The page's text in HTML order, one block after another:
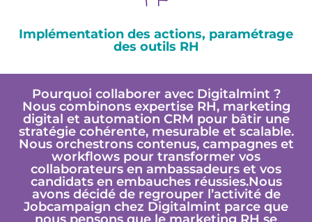
Implémentation des actions, paramétrage
des outils RH
Pourquoi collaborer avec Digitalmint ?
Nous combinons expertise RH, marketing
digital et automation CRM pour bâtir une
stratégie cohérente, mesurable et scalable.
Nous orchestrons contenus, campagnes et
workflows pour transformer vos
collaborateurs en ambassadeurs et vos
candidats en embauches réussies.Nous
avons décidé de regrouper l’activité de
Jobcampaign chez Digitalmint parce que